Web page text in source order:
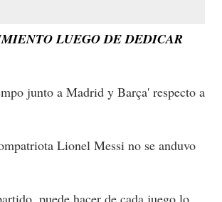
LUEGO DE DEDICAR
junto a Madrid y Barça' respecto a
Lionel Messi no se anduvo
puede hacer de cada juego lo